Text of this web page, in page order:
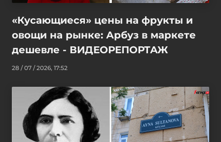
«Кусающиеся» цены на фрукты и
овощи на рынке: Арбуз в маркете
дешевле - ВИДЕОРЕПОРТАЖ
28 / 07 / 2026, 17:52